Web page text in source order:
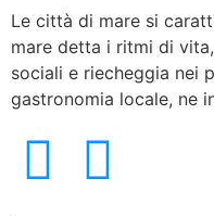
Le città di mare si
mare detta i ritmi di
sociali e riecheggia nei
gastronomia locale, ne